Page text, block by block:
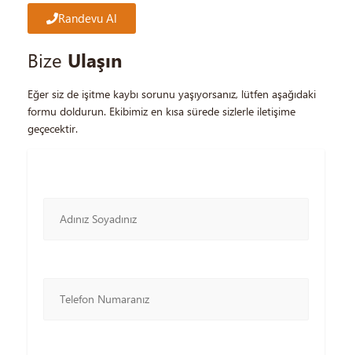
Randevu Al
Bize Ulaşın
Eğer siz de işitme kaybı sorunu yaşıyorsanız, lütfen aşağıdaki
formu doldurun. Ekibimiz en kısa sürede sizlerle iletişime
geçecektir.